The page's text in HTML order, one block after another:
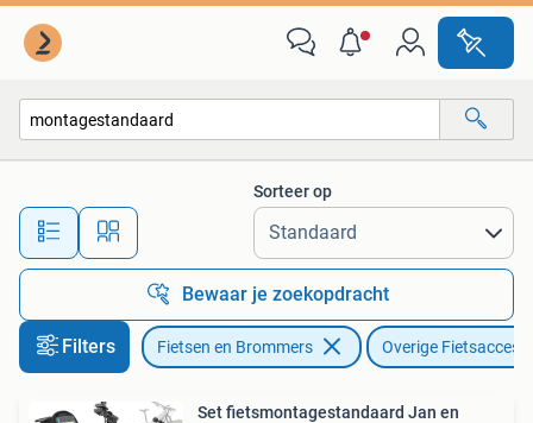
Alle afstanden…
Sorteer op
Bewaar je zoekopdracht
Filters Fietsen en Brommers Overige
Set fietsmontagestandaard Jan en